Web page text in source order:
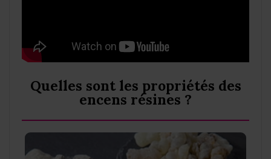
Quelles sont les propriétés des
encens résines ?